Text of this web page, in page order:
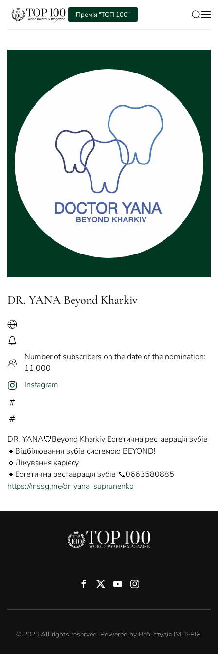
Премія "ТОП 100"
DR. YANA Beyond Kharkiv
Number of subscribers on the date of the nomination:
11 000
Instagram
DR. YANA🦷Beyond Kharkiv Естетична реставрація зубів
🔹Відбілювання зубів системою BEYOND!
🔹Лікування карієсу
🔹Естетична реставрація зубів 📞0663580885
https://mssg.me/dr_yana_suprunenko
© 2026 All rights reserved. Powered by Веб-студія ІМПЕРІЯ.